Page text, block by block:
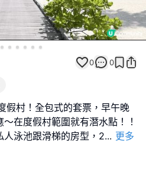
0 0
假村！全包式的套票，早午晚
在度假村範圍就有潛水點！！
人泳池跟滑梯的房型，2... 更多